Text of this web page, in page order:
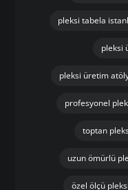
pleksi tabela
pleksi
pleksi üretim
profesyonel
toptan
uzun ömürlü
özel ölçü pleksi